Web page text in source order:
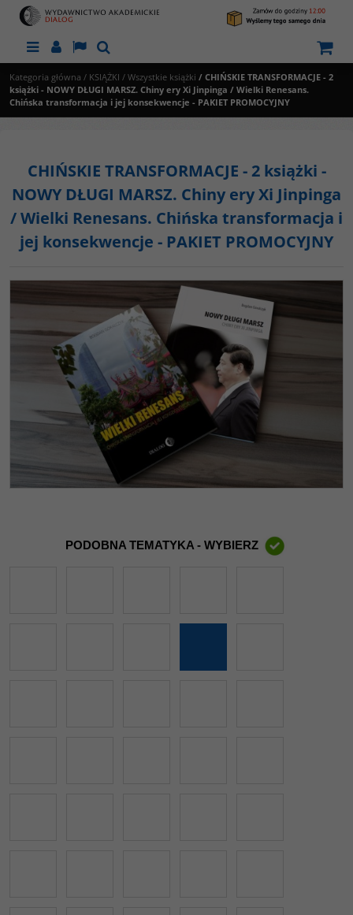
MenuPanelLangSzukaj
Kategoria główna / KSIĄŻKI / Wszystkie książki / CHIŃSKIE TRANSFORMACJE - 2
książki - NOWY DŁUGI MARSZ. Chiny ery Xi Jinpinga / Wielki Renesans.
Chińska transformacja i jej konsekwencje - PAKIET PROMOCYJNY
CHIŃSKIE TRANSFORMACJE - 2 książki -
NOWY DŁUGI MARSZ. Chiny ery Xi Jinpinga
/ Wielki Renesans. Chińska transformacja i
jej konsekwencje - PAKIET PROMOCYJNY
PODOBNA TEMATYKA - WYBIERZ